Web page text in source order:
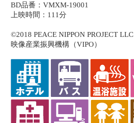
BD品番：VMXM-19001
上映時間：111分
©2018 PEACE NIPPON PROJECT LLC
映像産業振興機構（VIPO）